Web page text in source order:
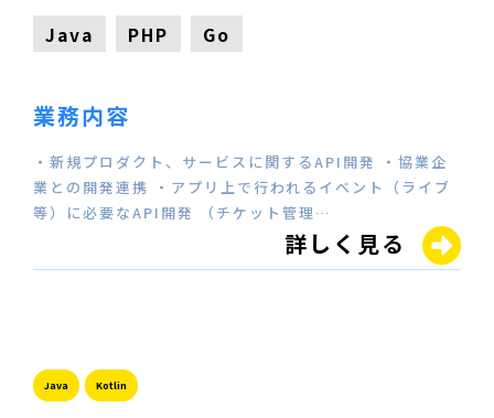
Java PHP Go
業務内容
・新規プロダクト、サービスに関するAPI開発 ・協業企
業との開発連携 ・アプリ上で行われるイベント（ライブ
等）に必要なAPI開発 （チケット管理…
詳しく見る
Java Kotlin